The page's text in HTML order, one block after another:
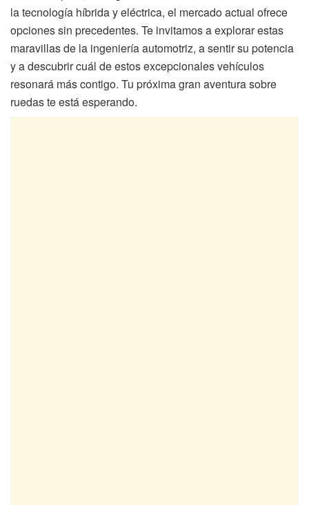
la tecnología híbrida y eléctrica, el mercado actual ofrece
opciones sin precedentes. Te invitamos a explorar estas
maravillas de la ingeniería automotriz, a sentir su potencia
y a descubrir cuál de estos excepcionales vehículos
resonará más contigo. Tu próxima gran aventura sobre
ruedas te está esperando.